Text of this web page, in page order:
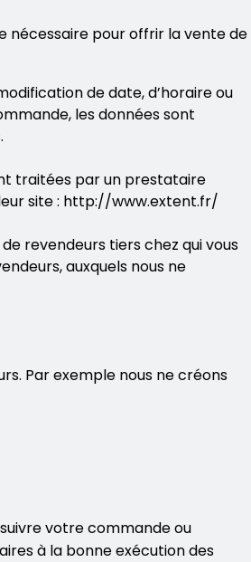
nécessaire pour offrir la vente de
de date, d’horaire ou
les données sont
traitées par un prestataire
site : http://www.extent.fr/
revendeurs tiers chez qui vous
auxquels nous ne
Par exemple nous ne créons
votre commande ou
à la bonne exécution des